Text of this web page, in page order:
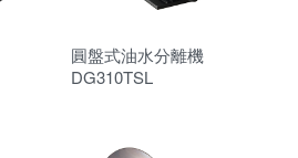
圓盤式油水分離機
DG310TSL